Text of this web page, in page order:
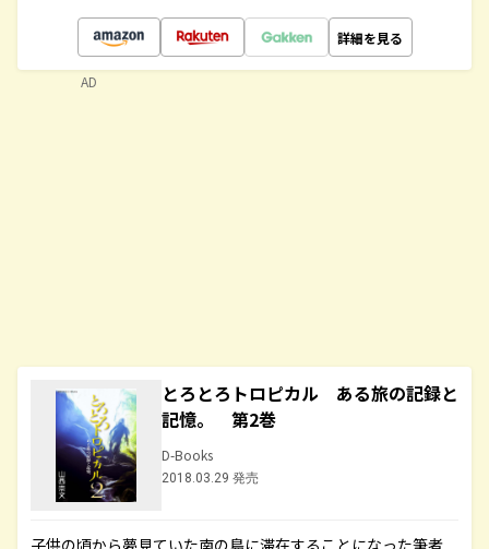
詳細を見る
とろとろトロピカル ある旅の記録と
記憶。 第2巻
D-Books
2018.03.29 発売
子供の頃から夢見ていた南の島に滞在することになった筆者
AD